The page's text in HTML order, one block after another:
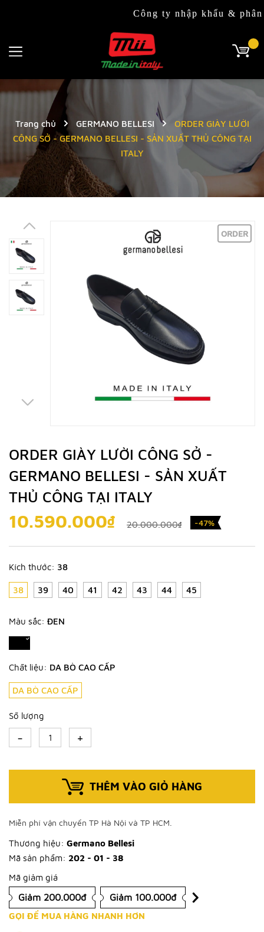
Công ty nhập khẩu & phân phối
Trang chủ GERMANO BELLESI
ORDER GIÀY LƯỜI
CÔNG SỞ - GERMANO BELLESI - SẢN XUẤT THỦ CÔNG TẠI
ITALY
ORDER
ORDER GIÀY LƯỜI CÔNG SỞ -
GERMANO BELLESI - SẢN XUẤT
THỦ CÔNG TẠI ITALY
10.590.000₫ 20.000.000₫ -47%
Kích thước: 38
38 39 40 41 42 43 44 45
Màu sắc: ĐEN
Chất liệu: DA BÒ CAO CẤP
DA BÒ CAO CẤP
Số lượng
- +
THÊM VÀO GIỎ HÀNG
Miễn phí vận chuyển TP Hà Nội và TP HCM.
Thương hiệu: Germano Bellesi
Mã sản phẩm: 202 - 01 - 38
Mã giảm giá
Giảm 200.000đ Giảm 100.000đ
GỌI ĐỂ MUA HÀNG NHANH HƠN